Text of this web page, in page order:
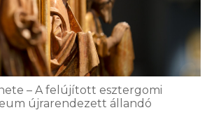
– A felújított esztergomi
újrarendezett állandó